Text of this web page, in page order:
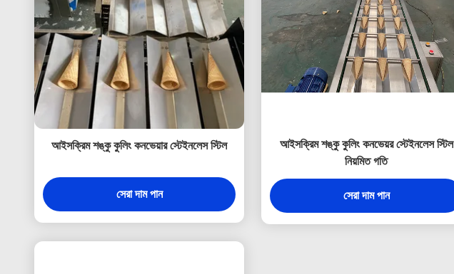
আইসক্রিম শঙ্কু কুলিং কনভেয়ার স্টেইনলেস স্টিল
সেরা দাম পান
আইসক্রিম শঙ্কু কুলিং কনভেয়র স্টেইনলেস স্টিল
নিয়মিত গতি
সেরা দাম পান